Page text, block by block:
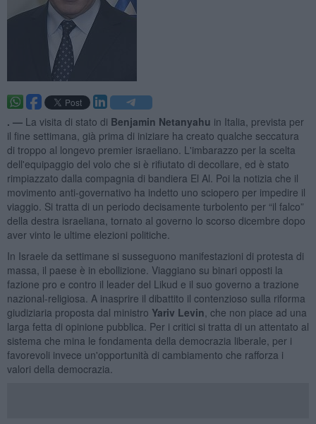
. — La visita di stato di Benjamin Netanyahu in Italia, prevista per
il fine settimana, già prima di iniziare ha creato qualche seccatura
di troppo al longevo premier israeliano. L'imbarazzo per la scelta
dell'equipaggio del volo che si è rifiutato di decollare, ed è stato
rimpiazzato dalla compagnia di bandiera El Al. Poi la notizia che il
movimento anti-governativo ha indetto uno sciopero per impedire il
viaggio. Si tratta di un periodo decisamente turbolento per “il falco”
della destra israeliana, tornato al governo lo scorso dicembre dopo
aver vinto le ultime elezioni politiche.
In Israele da settimane si susseguono manifestazioni di protesta di
massa, il paese è in ebollizione. Viaggiano su binari opposti la
fazione pro e contro il leader del Likud e il suo governo a trazione
nazional-religiosa. A inasprire il dibattito il contenzioso sulla riforma
giudiziaria proposta dal ministro Yariv Levin , che non piace ad una
larga fetta di opinione pubblica. Per i critici si tratta di un attentato al
sistema che mina le fondamenta della democrazia liberale, per i
favorevoli invece un'opportunità di cambiamento che rafforza i
valori della democrazia.